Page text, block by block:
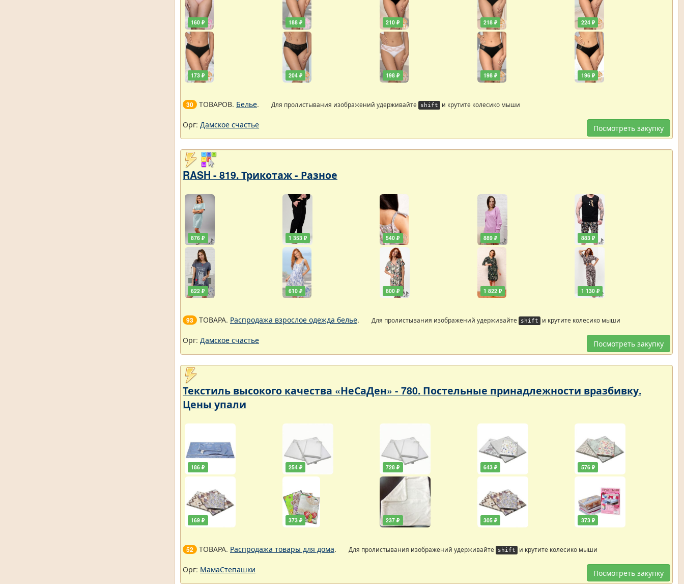
160 ₽
173 ₽
188 ₽
204 ₽
210 ₽
198 ₽
218 ₽
198 ₽
224 ₽
196 ₽
30 ТОВАРОВ. Белье. Для пролистывания изображений удерживайте shift и крутите колесико мыши
Посмотреть закупку
Орг: Дамское счастье
RASH - 819. Трикотаж - Разное
876 ₽
622 ₽
1 353 ₽
610 ₽
540 ₽
800 ₽
889 ₽
1 822 ₽
883 ₽
1 130 ₽
93 ТОВАРА. Распродажа взрослое одежда белье. Для пролистывания изображений удерживайте shift и крутите колесико мыши
Посмотреть закупку
Орг: Дамское счастье
Текстиль высокого качества «НеСаДен» - 780. Постельные принадлежности вразбивку.
Цены упали
186 ₽
169 ₽
254 ₽
373 ₽
728 ₽
237 ₽
643 ₽
305 ₽
576 ₽
373 ₽
52 ТОВАРА. Распродажа товары для дома. Для пролистывания изображений удерживайте shift и крутите колесико мыши
Посмотреть закупку
Орг: МамаСтепашки